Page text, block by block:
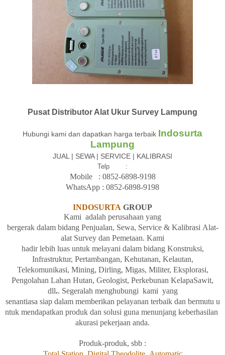
Pusat Distributor Alat Ukur Survey Lampung
Hubungi kami dan dapatkan harga terbaik Indosurta
Lampung
JUAL | SEWA | SERVICE | KALIBRASI
Telp :
Mobile : 0852-6898-9198
WhatsApp : 0852-6898-9198
INDOSURTA GROUP
Kami adalah perusahaan yang
bergerak dalam bidang Penjualan, Sewa, Service & Kalibrasi Alat-
alat Survey dan Pemetaan. Kami
hadir lebih luas untuk melayani dalam bidang Konstruksi,
Infrastruktur, Pertambangan, Kehutanan, Kelautan,
Telekomunikasi, Mining, Dirling, Migas, Militer, Eksplorasi,
Pengolahan Lahan Hutan, Geologist, Perkebunan KelapaSawit,
dll.. Segeralah menghubungi kami yang
senantiasa siap dalam memberikan pelayanan terbaik dan bermutu u
ntuk mendapatkan produk dan solusi guna menunjang keberhasilan
akurasi pekerjaan anda.
Produk-produk, sbb :